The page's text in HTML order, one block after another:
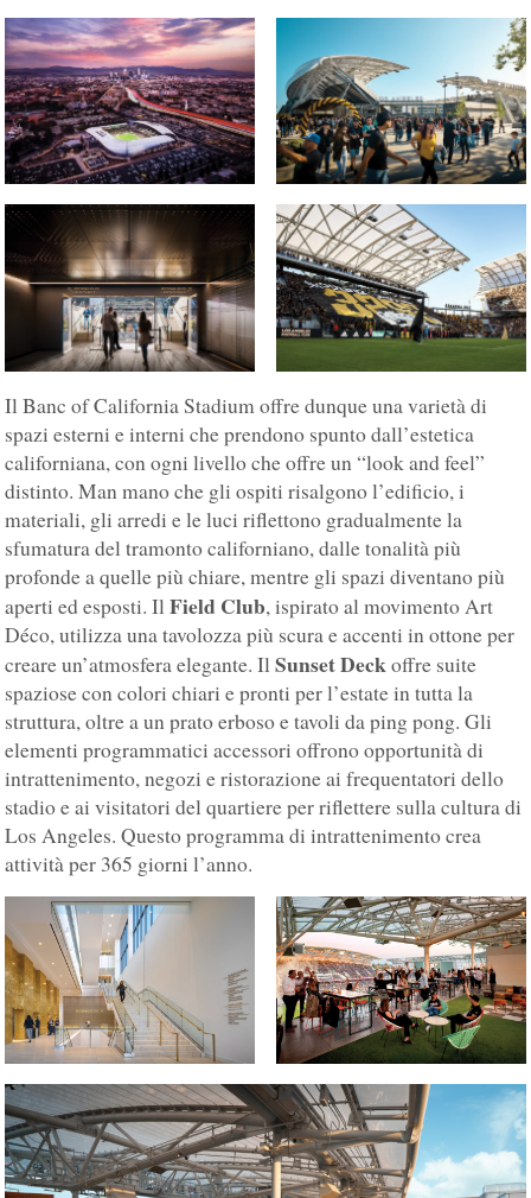
Il Banc of California Stadium offre dunque una varietà di
spazi esterni e interni che prendono spunto dall’estetica
californiana, con ogni livello che offre un “look and feel”
distinto. Man mano che gli ospiti risalgono l’edificio, i
materiali, gli arredi e le luci riflettono gradualmente la
sfumatura del tramonto californiano, dalle tonalità più
profonde a quelle più chiare, mentre gli spazi diventano più
aperti ed esposti. IlField Club, ispirato al movimento Art
Déco, utilizza una tavolozza più scura e accenti in ottone per
creare un’atmosfera elegante. IlSunset Deckoffre suite
spaziose con colori chiari e pronti per l’estate in tutta la
struttura, oltre a un prato erboso e tavoli da ping pong. Gli
elementi programmatici accessori offrono opportunità di
intrattenimento, negozi e ristorazione ai frequentatori dello
stadio e ai visitatori del quartiere per riflettere sulla cultura di
Los Angeles. Questo programma di intrattenimento crea
attività per 365 giorni l’anno.